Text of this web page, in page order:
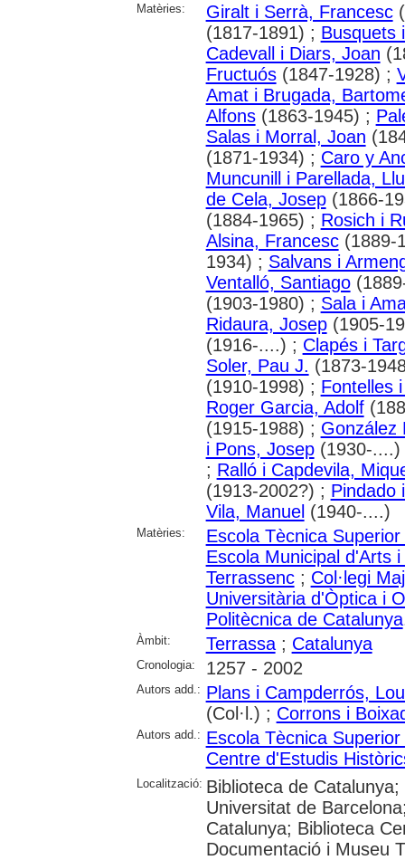
Matèries:
Giralt i Serrà, Francesc
(1817-1891) ; Busquets
Cadevall i Diars, Joan
Fructuós(1847-1928) ;
Amat i Brugada,
Alfons(1863-1945) ;
Salas i Morral, Joan
(1871-1934) ; Caro y
Muncunill i Parellada,
de Cela, Josep(1866-
(1884-1965) ; Rosich i
Alsina, Francesc(1889-
1934) ; Salvans i
Ventalló, Santiago
(1903-1980) ; Sala i
Ridaura, Josep(1905-
(1916-....) ; Clapés i
Soler, Pau J. (1873-
(1910-1998) ; Fontelles
Roger Garcia, Adolf
(1915-1988) ; González
i Pons, Josep(1930-
; Ralló i Capdevila,
(1913-2002?) ; Pindado
Vila, Manuel (1940-....)
Matèries:
Escola Tècnica
Escola Municipal d'Arts
Terrassenc; Col·legi
Universitària d'Òptica i
Politècnica de Catalunya
Àmbit: Terrassa; Catalunya
Cronologia: 1257 - 2002
Autors add.: Plans i Campderrós,
(Col·l.) ; Corrons i
Autors add.: Escola Tècnica
Centre d'Estudis
Localització: Biblioteca de
Universitat de
Catalunya; Biblioteca
Documentació i Museu